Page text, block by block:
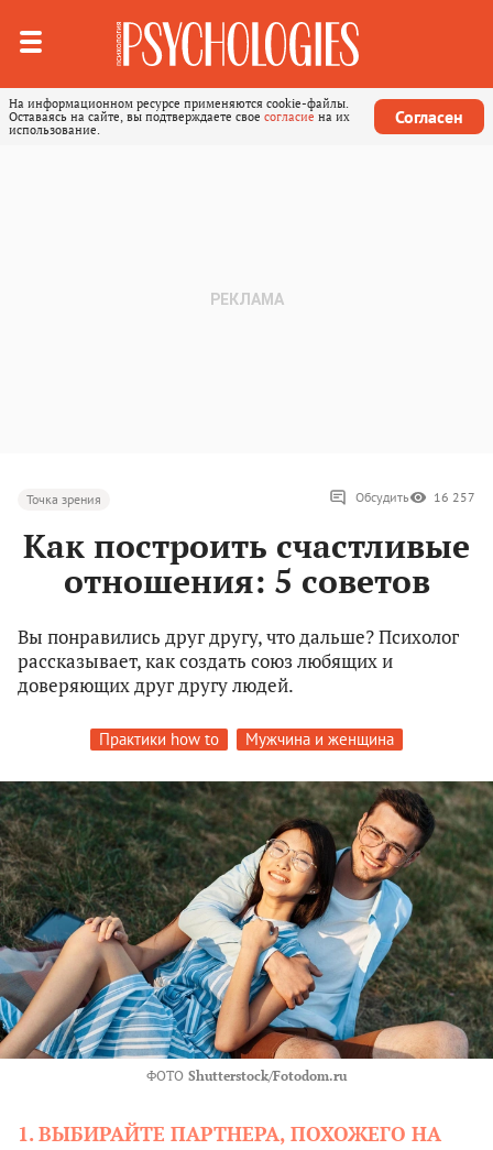
На информационном ресурсе применяются cookie-файлы.
Оставаясь на сайте, вы подтверждаете свое согласие на их
использование.
Согласен
Точка зрения Обсудить 16 257
Как построить счастливые
отношения: 5 советов
Вы понравились друг другу, что дальше? Психолог
рассказывает, как создать союз любящих и
доверяющих друг другу людей.
Практики how to Мужчина и женщина
ФОТО Shutterstock/Fotodom.ru
1. ВЫБИРАЙТЕ ПАРТНЕРА, ПОХОЖЕГО НА